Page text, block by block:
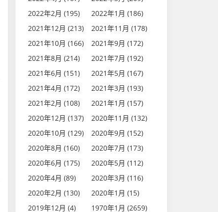
2022年2月 (195)
2022年1月 (186)
2021年12月 (213)
2021年11月 (178)
2021年10月 (166)
2021年9月 (172)
2021年8月 (214)
2021年7月 (192)
2021年6月 (151)
2021年5月 (167)
2021年4月 (172)
2021年3月 (193)
2021年2月 (108)
2021年1月 (157)
2020年12月 (137)
2020年11月 (132)
2020年10月 (129)
2020年9月 (152)
2020年8月 (160)
2020年7月 (173)
2020年6月 (175)
2020年5月 (112)
2020年4月 (89)
2020年3月 (116)
2020年2月 (130)
2020年1月 (15)
2019年12月 (4)
1970年1月 (2659)